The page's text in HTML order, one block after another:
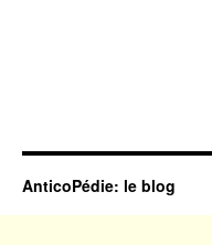
AnticoPédie: le blog